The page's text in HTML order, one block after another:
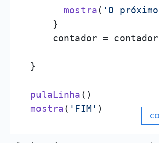
mostra( 'O
      }
contador =
  }
pulaLinha()
mostra( 'FIM' )